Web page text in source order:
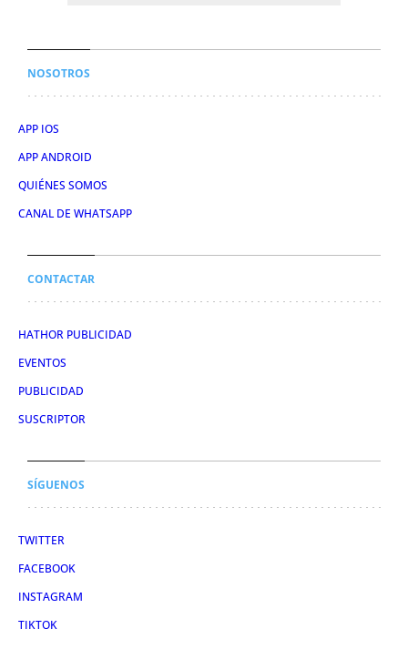
NOSOTROS
APP IOS
APP ANDROID
QUIÉNES SOMOS
CANAL DE WHATSAPP
CONTACTAR
HATHOR PUBLICIDAD
EVENTOS
PUBLICIDAD
SUSCRIPTOR
SÍGUENOS
TWITTER
FACEBOOK
INSTAGRAM
TIKTOK